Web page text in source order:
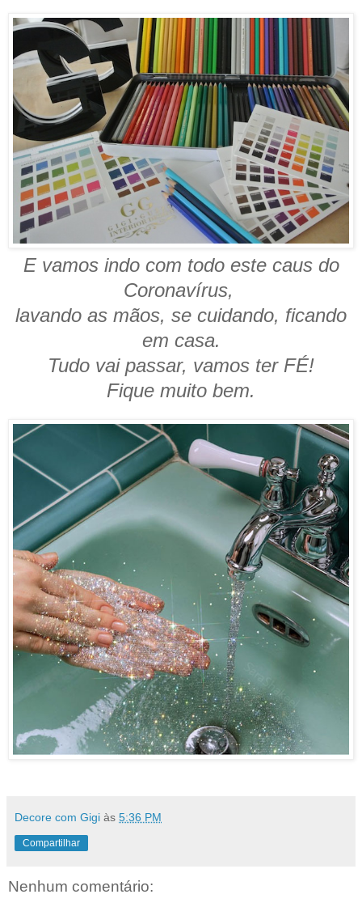
E vamos indo com todo este caus do
Coronavírus,
lavando as mãos, se cuidando, ficando
em casa.
Tudo vai passar, vamos ter FÉ!
Fique muito bem.
Decore com Gigi às 5:36 PM
Compartilhar
Nenhum comentário: